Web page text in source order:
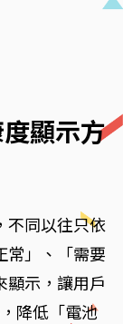
顯示方
不同以往只依
常」、「需要
顯示，讓用戶
降低「電池